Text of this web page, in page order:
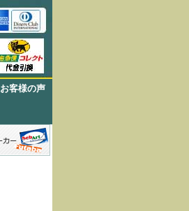
お客様の声